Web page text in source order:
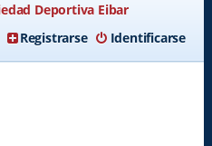
Deportiva Eibar
Identificarse
Registrarse